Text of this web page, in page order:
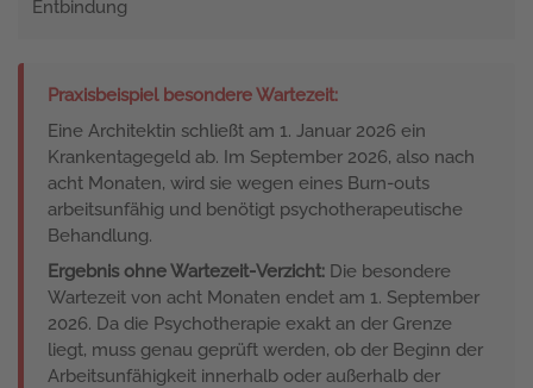
Entbindung
Praxisbeispiel besondere Wartezeit:
Eine Architektin schließt am 1. Januar 2026 ein
Krankentagegeld ab. Im September 2026, also nach
acht Monaten, wird sie wegen eines Burn-outs
arbeitsunfähig und benötigt psychotherapeutische
Behandlung.
Ergebnis ohne Wartezeit-Verzicht: Die besondere
Wartezeit von acht Monaten endet am 1. September
2026. Da die Psychotherapie exakt an der Grenze
liegt, muss genau geprüft werden, ob der Beginn der
Arbeitsunfähigkeit innerhalb oder außerhalb der